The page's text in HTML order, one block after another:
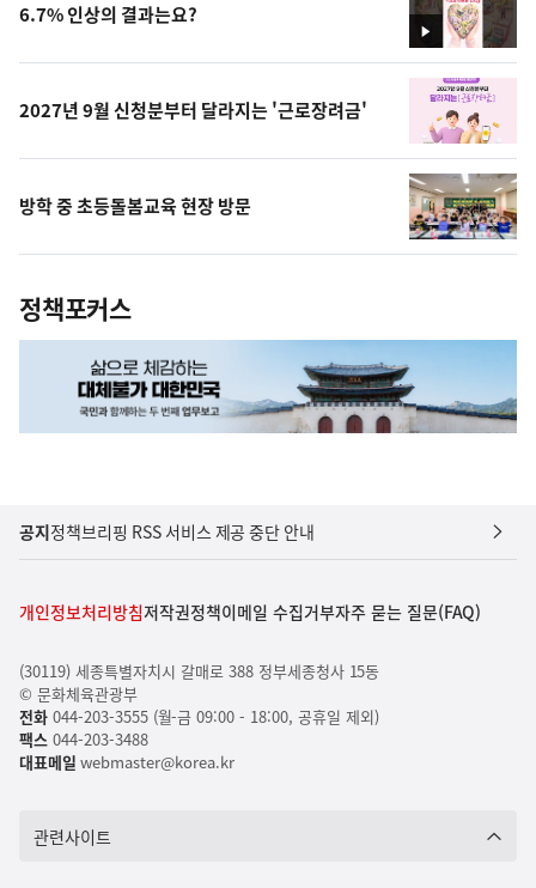
영
상
6.7% 인상의 결과는요?
2027년 9월 신청분부터 달라지는 '근로장려금'
방학 중 초등돌봄교육 현장 방문
정책포커스
공지정책브리핑 RSS 서비스 제공 중단 안내
개인정보처리방침저작권정책이메일 수집거부자주 묻는 질문(FAQ)
(30119) 세종특별자치시 갈매로 388 정부세종청사 15동
© 문화체육관광부
전화044-203-3555 (월-금 09:00 - 18:00, 공휴일 제외)
팩스044-203-3488
대표메일 webmaster@korea.kr
관련사이트